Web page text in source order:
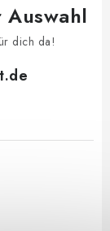
dich da!